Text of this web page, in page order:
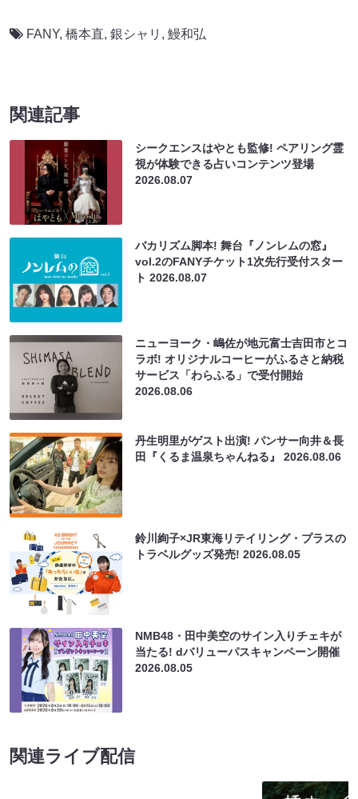
FANY, 橋本直, 銀シャリ , 鰻和弘
関連記事
シークエンスはやとも監修! ペアリング霊
視が体験できる占いコンテンツ登場
2026.08.07
バカリズム脚本! 舞台『ノンレムの窓』
vol.2のFANYチケット1次先行受付スター
ト2026.08.07
ニューヨーク・嶋佐が地元富士吉田市とコ
ラボ! オリジナルコーヒーがふるさと納税
サービス「わらふる」で受付開始
2026.08.06
丹生明里がゲスト出演! パンサー向井＆長
田『くるま温泉ちゃんねる』2026.08.06
鈴川絢子×JR東海リテイリング・プラスの
トラベルグッズ発売!2026.08.05
NMB48・田中美空のサイン入りチェキが
当たる! dバリューパスキャンペーン開催
2026.08.05
関連ライブ配信